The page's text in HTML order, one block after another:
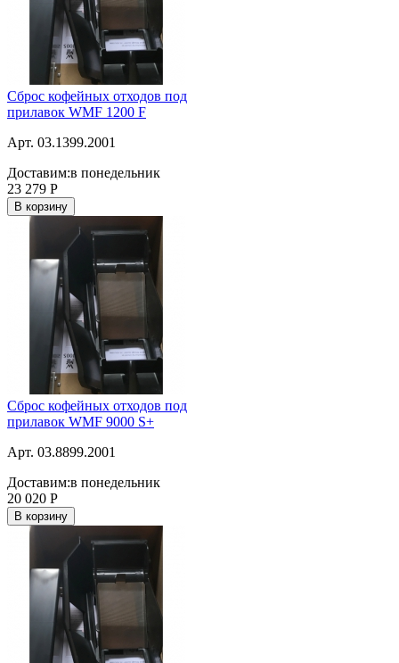
Сброс кофейных отходов под
прилавок WMF 1200 F
Арт. 03.1399.2001
Доставим:в понедельник
23 279 Р
В корзину
Сброс кофейных отходов под
прилавок WMF 9000 S+
Арт. 03.8899.2001
Доставим:в понедельник
20 020 Р
В корзину